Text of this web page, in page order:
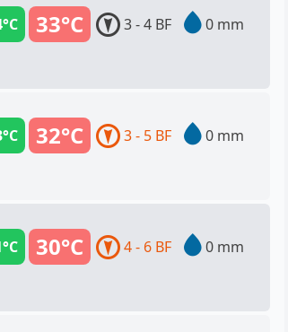
33°C 3 - 4 BF 0 mm
32°C 3 - 5 BF 0 mm
30°C 4 - 6 BF 0 mm